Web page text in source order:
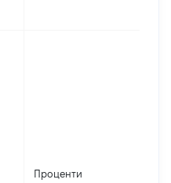
Проценти